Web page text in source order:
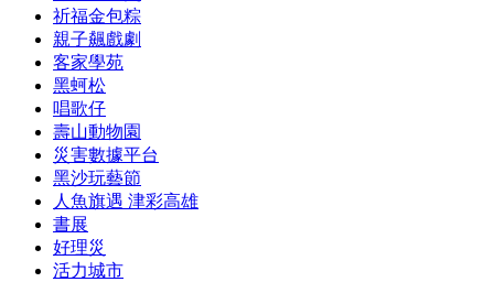
祈福金包粽
親子飆戲劇
客家學苑
黑蚵松
唱歌仔
壽山動物園
災害數據平台
黑沙玩藝節
人魚旗遇 津彩高雄
書展
好理災
活力城市